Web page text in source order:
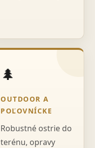
🌲
OUTDOOR A
POĽOVNÍCKE
Robustné ostrie do
terénu, opravy